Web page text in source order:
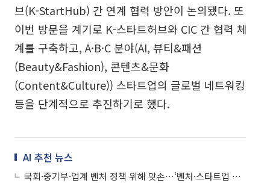
브(K-StartHub) 간 연계 협력 방안이 논의됐다. 또
이번 방문을 계기로 K-스타트허브와 CIC 간 협력 체
계를 구축하고, A·B·C 분야(AI, 뷰티&패션
(Beauty&Fashion), 콘텐츠&문화
(Content&Culture)) 스타트업의 글로벌 네트워킹
등을 단계적으로 추진하기로 했다.
AI 추천 뉴스
국회·중기부·업계 벤처 정책 위해 맞손…‘벤처·스타트업 성장 포럼’ 출범